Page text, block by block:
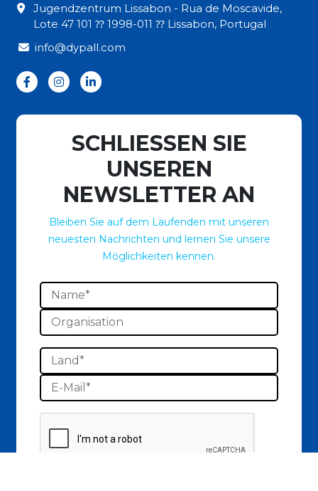
Jugendzentrum Lissabon - Rua de Moscavide,
Lote 47 101 ⁇ 1998-011 ⁇ Lissabon, Portugal
info@dypall.com
SCHLIESSEN SIE
UNSEREN
NEWSLETTER AN
Bleiben Sie auf dem Laufenden mit unseren
neuesten Nachrichten und lernen Sie unsere
Möglichkeiten kennen.